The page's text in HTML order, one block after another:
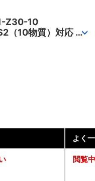
Z30-10
（10物質）対応 ケ
イプ
よく
閲覧